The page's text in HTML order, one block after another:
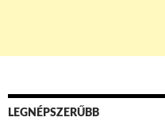
LEGNÉPSZERŰBB